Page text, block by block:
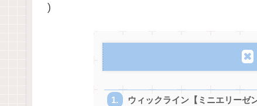
)
ウィックライン【ミニエリーゼ